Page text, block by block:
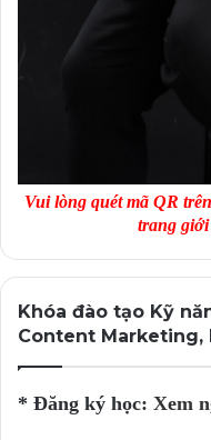
Vui lòng quét mã QR
trang
Khóa đào tạo Kỹ
Content Marketing,
* Đăng ký học: Xem